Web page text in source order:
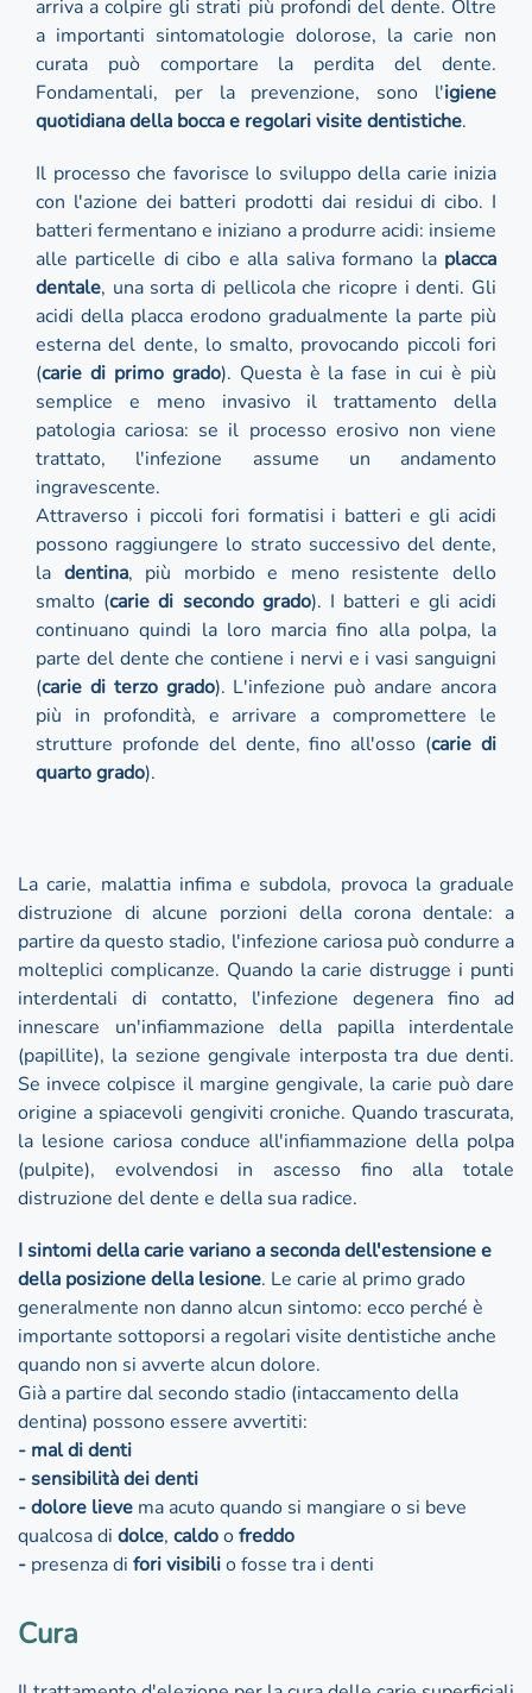
arriva a colpire gli strati più profondi del dente. Oltre
a importanti sintomatologie dolorose, la carie non
curata può comportare la perdita del dente.
Fondamentali, per la prevenzione, sono l'igiene
quotidiana della bocca e regolari visite dentistiche.
Il processo che favorisce lo sviluppo della carie inizia
con l'azione dei batteri prodotti dai residui di cibo. I
batteri fermentano e iniziano a produrre acidi: insieme
alle particelle di cibo e alla saliva formano la placca
dentale, una sorta di pellicola che ricopre i denti. Gli
acidi della placca erodono gradualmente la parte più
esterna del dente, lo smalto, provocando piccoli fori
(carie di primo grado). Questa è la fase in cui è più
semplice e meno invasivo il trattamento della
patologia cariosa: se il processo erosivo non viene
trattato, l'infezione assume un andamento
ingravescente.
Attraverso i piccoli fori formatisi i batteri e gli acidi
possono raggiungere lo strato successivo del dente,
la dentina, più morbido e meno resistente dello
smalto (carie di secondo grado). I batteri e gli acidi
continuano quindi la loro marcia fino alla polpa, la
parte del dente che contiene i nervi e i vasi sanguigni
(carie di terzo grado). L'infezione può andare ancora
più in profondità, e arrivare a compromettere le
strutture profonde del dente, fino all'osso (carie di
quarto grado).
La carie, malattia infima e subdola, provoca la graduale
distruzione di alcune porzioni della corona dentale: a
partire da questo stadio, l'infezione cariosa può condurre a
molteplici complicanze. Quando la carie distrugge i punti
interdentali di contatto, l'infezione degenera fino ad
innescare un'infiammazione della papilla interdentale
(papillite), la sezione gengivale interposta tra due denti.
Se invece colpisce il margine gengivale, la carie può dare
origine a spiacevoli gengiviti croniche. Quando trascurata,
la lesione cariosa conduce all'infiammazione della polpa
(pulpite), evolvendosi in ascesso fino alla totale
distruzione del dente e della sua radice.
I sintomi della carie variano a seconda dell'estensione e
della posizione della lesione. Le carie al primo grado
generalmente non danno alcun sintomo: ecco perché è
importante sottoporsi a regolari visite dentistiche anche
quando non si avverte alcun dolore.
Già a partire dal secondo stadio (intaccamento della
dentina) possono essere avvertiti:
- mal di denti
- sensibilità dei denti
- dolore lieve ma acuto quando si mangiare o si beve
qualcosa di dolce, caldoofreddo
- presenza di forivisibilio fosse tra i denti
Cura